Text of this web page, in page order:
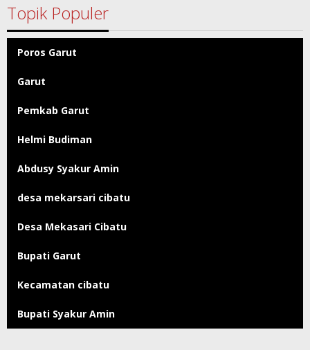
Topik Populer
Poros Garut
Garut
Pemkab Garut
Helmi Budiman
Abdusy Syakur Amin
desa mekarsari cibatu
Desa Mekasari Cibatu
Bupati Garut
Kecamatan cibatu
Bupati Syakur Amin